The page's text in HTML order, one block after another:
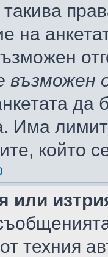
на
възможен
да
Има
който
или
техния